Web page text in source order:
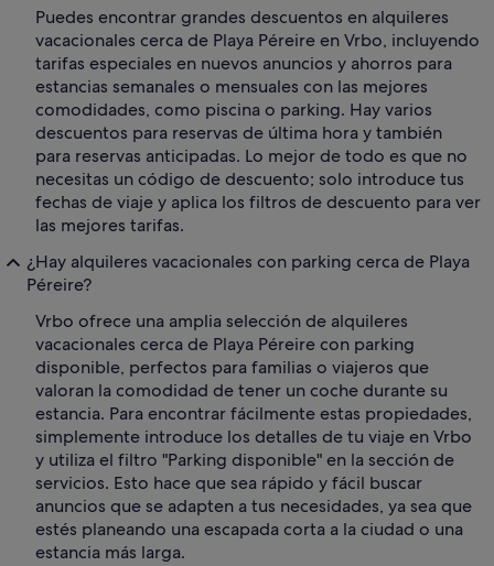
Puedes encontrar grandes descuentos en alquileres
vacacionales cerca de Playa Péreire en Vrbo, incluyendo
tarifas especiales en nuevos anuncios y ahorros para
estancias semanales o mensuales con las mejores
comodidades, como piscina o parking. Hay varios
descuentos para reservas de última hora y también
para reservas anticipadas. Lo mejor de todo es que no
necesitas un código de descuento; solo introduce tus
fechas de viaje y aplica los filtros de descuento para ver
las mejores tarifas.
¿Hay alquileres vacacionales con parking cerca de Playa
Péreire?
Vrbo ofrece una amplia selección de alquileres
vacacionales cerca de Playa Péreire con parking
disponible, perfectos para familias o viajeros que
valoran la comodidad de tener un coche durante su
estancia. Para encontrar fácilmente estas propiedades,
simplemente introduce los detalles de tu viaje en Vrbo
y utiliza el filtro "Parking disponible" en la sección de
servicios. Esto hace que sea rápido y fácil buscar
anuncios que se adapten a tus necesidades, ya sea que
estés planeando una escapada corta a la ciudad o una
estancia más larga.